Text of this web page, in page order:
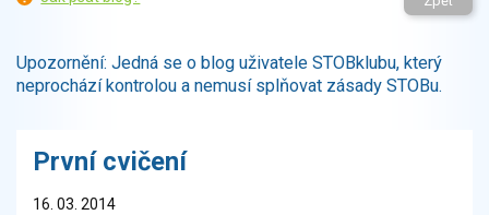
Upozornění: Jedná se o blog uživatele STOBklubu, který
neprochází kontrolou a nemusí splňovat zásady STOBu.
První cvičení
16. 03. 2014